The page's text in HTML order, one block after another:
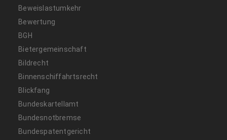
Beweislastumkehr
Bewertung
BGH
Bietergemeinschaft
Bildrecht
Binnenschiffahrtsrecht
Blickfang
Bundeskartellamt
Bundesnotbremse
Bundespatentgericht